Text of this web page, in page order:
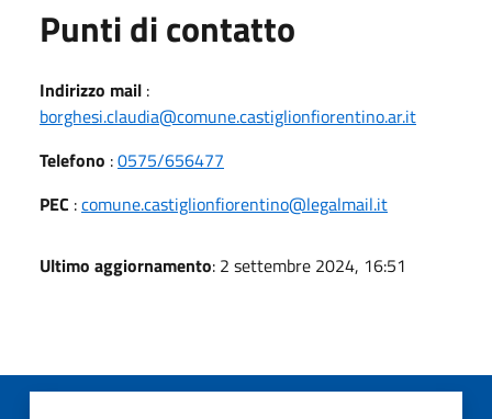
Punti di contatto
Indirizzo mail :
borghesi.claudia@comune.castiglionfiorentino.ar.it
Telefono :0575/656477
PEC :comune.castiglionfiorentino@legalmail.it
Ultimo aggiornamento: 2 settembre 2024, 16:51